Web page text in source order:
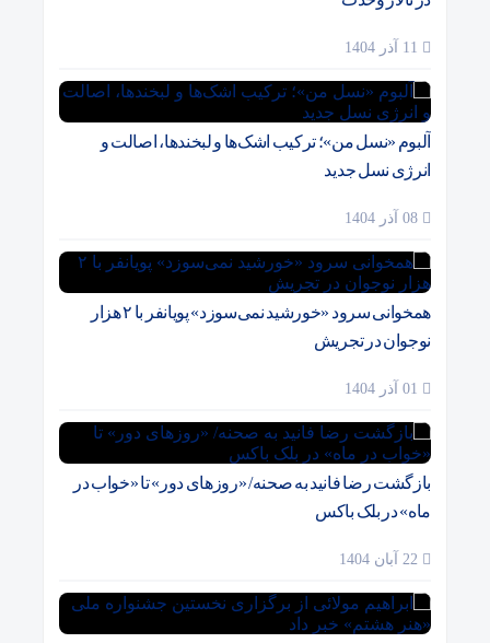
آلبوم «نسل من»؛ ترکیب اشک‌ها و لبخندها، اصالت و
انرژی نسل جدید
همخوانی سرود «خورشید نمی‌سوزد» پویانفر با ۲ هزار
نوجوان در تجریش
بازگشت رضا فانید به صحنه/ «روزهای دور» تا «خواب در
ماه» در بلک باکس